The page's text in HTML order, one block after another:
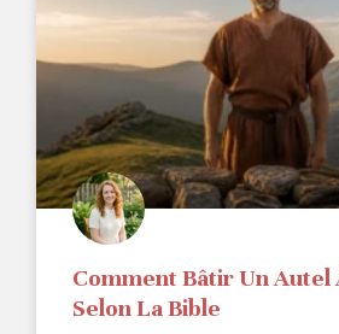
Comment Bâtir Un Autel
Selon La Bible